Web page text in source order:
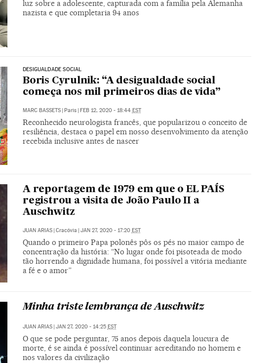
luz sobre a adolescente, capturada com a família pela Alemanha
nazista e que completaria 94 anos
DESIGUALDADE SOCIAL
Boris Cyrulnik: “A desigualdade social
começa nos mil primeiros dias de vida”
MARC BASSETS Paris FEB 12, 2020 - 18:44 EST
Reconhecido neurologista francês, que popularizou o conceito de
resiliência, destaca o papel em nosso desenvolvimento da atenção
recebida inclusive antes de nascer
A reportagem de 1979 em que o EL PAÍS
registrou a visita de João Paulo II a
Auschwitz
JUAN ARIAS | Cracóvia | JAN 27, 2020 - 17:20 EST
Quando o primeiro Papa polonês pôs os pés no maior campo de
concentração da história: “No lugar onde foi pisoteada de modo
tão horrendo a dignidade humana, foi possível a vitória mediante
a fé e o amor”
Minha triste lembrança de Auschwitz
JUAN ARIAS JAN 27, 2020 - 14:25 EST
O que se pode perguntar, 75 anos depois daquela loucura de
morte, é se ainda é possível continuar acreditando no homem e
nos valores da civilização